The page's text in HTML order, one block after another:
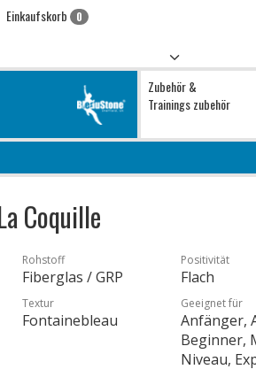
Einkaufskorb 0
Zubehör &
Trainings zubehör
Coquille
Rohstoff
Fiberglas / GRP
Positivität
Flach
Textur
Fontainebleau
Geeignet für
Anfänger,
Beginner,
Niveau,